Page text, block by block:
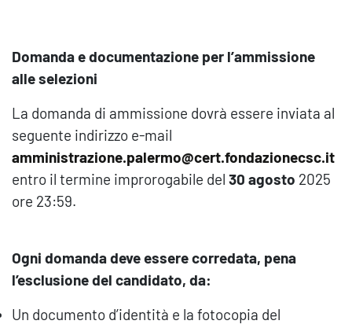
Domanda e documentazione per l’ammissione
alle selezioni
La domanda di ammissione dovrà essere inviata al
seguente indirizzo e-mail
amministrazione.palermo@cert.fondazionecsc.it
entro il termine improrogabile del 30 agosto 2025
ore 23:59.
Ogni domanda deve essere corredata, pena
l’esclusione del candidato, da:
Un documento d’identità e la fotocopia del